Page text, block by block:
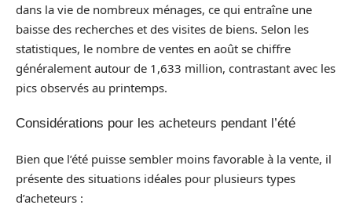
dans la vie de nombreux ménages, ce qui entraîne une
baisse des recherches et des visites de biens. Selon les
statistiques, le nombre de ventes en août se chiffre
généralement autour de 1,633 million, contrastant avec les
pics observés au printemps.
Considérations pour les acheteurs pendant l’été
Bien que l’été puisse sembler moins favorable à la vente, il
présente des situations idéales pour plusieurs types
d’acheteurs :